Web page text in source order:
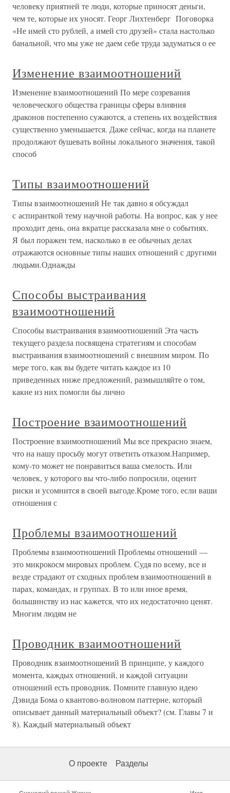
человеку приятней те люди, которые приносят деньги,
чем те, которые их уносят. Георг Лихтенберг Поговорка
«Не имей сто рублей, а имей сто друзей» стала настолько
банальной, что мы уже не даем себе труда задуматься о ее
Изменение взаимоотношений
Изменение взаимоотношений По мере созревания
человеческого общества границы сферы влияния
драконов постепенно сужаются, а степень их воздействия
существенно уменьшается. Даже сейчас, когда на планете
продолжают бушевать войны локального значения, такой
способ
Типы взаимоотношений
Типы взаимоотношений Не так давно я обсуждал
с аспиранткой тему научной работы. На вопрос, как у нее
проходит день, она вкратце рассказала мне о событиях.
Я был поражен тем, насколько в ее обычных делах
отражаются основные типы наших отношений с другими
людьми.Однажды
Способы выстраивания
взаимоотношений
Способы выстраивания взаимоотношений Эта часть
текущего раздела посвящена стратегиям и способам
выстраивания взаимоотношений с внешним миром. По
мере того, как вы будете читать каждое из 10
приведенных ниже предложений, размышляйте о том,
какие из них помогли бы лично
Построение взаимоотношений
Построение взаимоотношений Мы все прекрасно знаем,
что на нашу просьбу могут ответить отказом.Например,
кому-то может не понравиться ваша смелость. Или
человек, у которого вы что-либо попросили, оценит
риски и усомнится в своей выгоде.Кроме того, если ваши
отношения с
Проблемы взаимоотношений
Проблемы взаимоотношений Проблемы отношений —
это микрокосм мировых проблем. Судя по всему, все и
везде страдают от сходных проблем взаимоотношений в
парах, командах, и группах. В то или иное время,
большинству из нас кажется, что их недостаточно ценят.
Многим людям не
Проводник взаимоотношений
Проводник взаимоотношений В принципе, у каждого
момента, каждых отношений, и каждой ситуации
отношений есть проводник. Помните главную идею
Дэвида Бома о квантово-волновом паттерне, который
описывает данный материальный объект? (см. Главы 7 и
8). Каждый материальный объект
О проекте Разделы